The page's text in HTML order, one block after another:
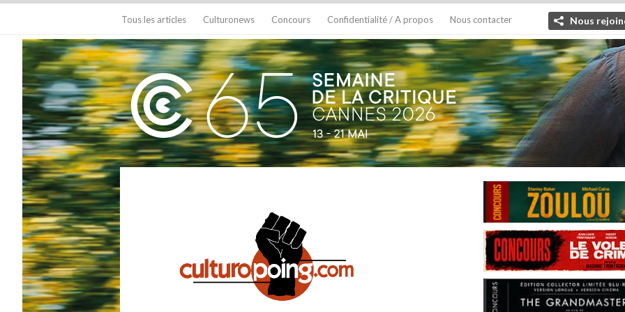
Tous les articles Culturonews Concours Confidentialité / A propos Nous contacter Nous